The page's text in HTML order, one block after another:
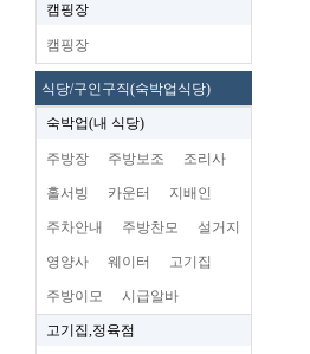
캠핑장
캠핑장
식당/구인구직(숙박업식당)
숙박업(내 식당)
주방장 주방보조 조리사
홀서빙 카운터 지배인
주차안내 주방찬모 설거지
영양사 웨이터 고기집
주방이모 시급알바
고기집,정육점